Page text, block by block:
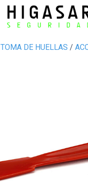
TOMA DE HUELLAS /